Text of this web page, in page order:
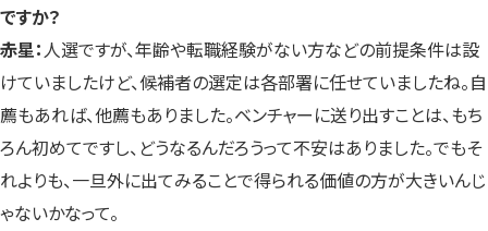
ですか？
赤星：人選ですが、年齢や転職経験がない方などの前提条件は設
けていましたけど、候補者の選定は各部署に任せていましたね。自
薦もあれば、他薦もありました。ベンチャーに送り出すことは、もち
ろん初めてですし、どうなるんだろうって不安はありました。でもそ
れよりも、一旦外に出てみることで得られる価値の方が大きいんじ
ゃないかなって。